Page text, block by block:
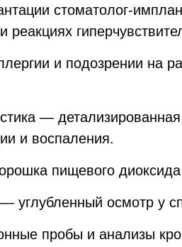
стоматолог-
и подозрении на
—
и воспаления.
пищевого диоксида
углубленный осмотр у
пробы и анализы